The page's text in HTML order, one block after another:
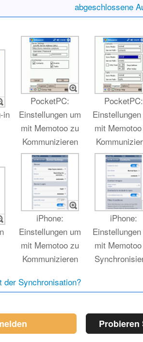
abgeschlossene
in
PocketPC:
Einstellungen um
mit Memotoo zu
Kommunizieren
PocketPC:
mit
iPhone:
Einstellungen um
mit Memotoo zu
Kommunizieren
iPhone:
mit
der Synchronisation?
Probieren